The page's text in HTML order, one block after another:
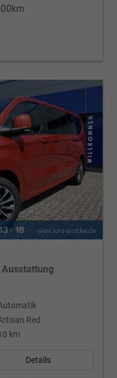
Ausstattung
Red
km
Details